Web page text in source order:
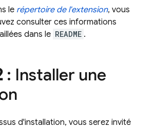
le répertoire de l'extension, vous
consulter ces informations
dans le README .
: Installer une
d'installation, vous serez invité